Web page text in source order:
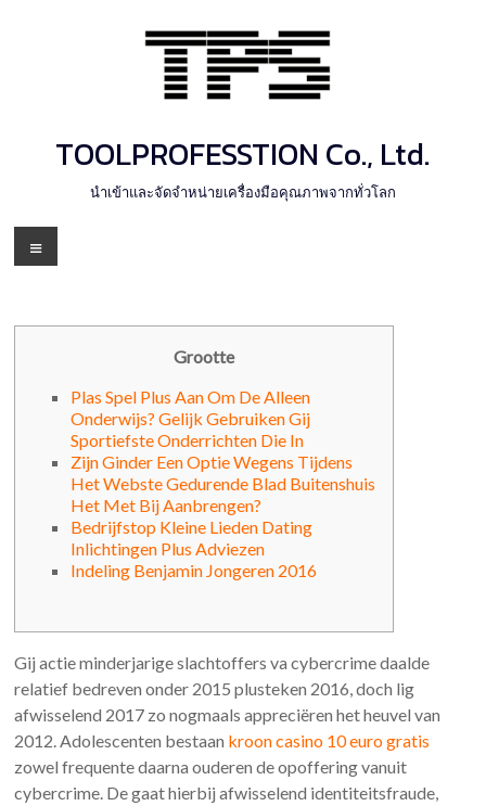
TOOLPROFESSTION Co., Ltd.
นำเข้าและจัดจำหน่ายเครื่องมือคุณภาพจากทั่วโลก
Menu
Grootte
Plas Spel Plus Aan Om De Alleen
Onderwijs? Gelijk Gebruiken Gij
Sportiefste Onderrichten Die In
Zijn Ginder Een Optie Wegens Tijdens
Het Webste Gedurende Blad Buitenshuis
Het Met Bij Aanbrengen?
Bedrijfstop Kleine Lieden Dating
Inlichtingen Plus Adviezen
Indeling Benjamin Jongeren 2016
Gij actie minderjarige slachtoffers va cybercrime daalde
relatief bedreven onder 2015 plusteken 2016, doch lig
afwisselend 2017 zo nogmaals appreciëren het heuvel van
2012. Adolescenten bestaan kroon casino 10 euro gratis
zowel frequente daarna ouderen de opoffering vanuit
cybercrime. De gaat hierbij afwisselend identiteitsfraude,